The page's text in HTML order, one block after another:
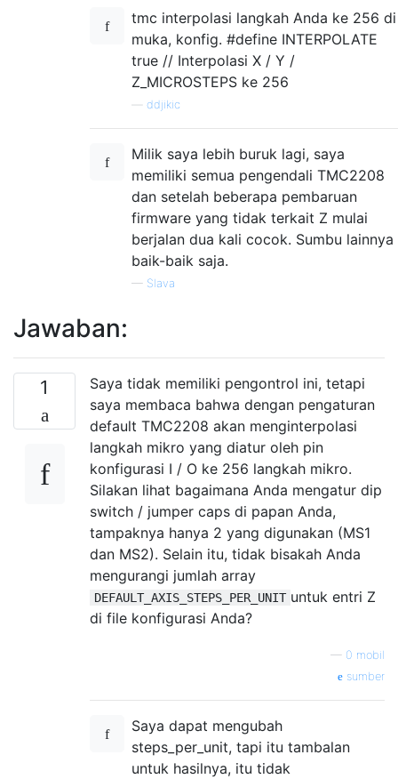
tmc interpolasi langkah Anda ke 256 di
muka, konfig. #define INTERPOLATE
true // Interpolasi X / Y /
Z_MICROSTEPS ke 256
ddjikic
Milik saya lebih buruk lagi, saya
memiliki semua pengendali TMC2208
dan setelah beberapa pembaruan
firmware yang tidak terkait Z mulai
berjalan dua kali cocok. Sumbu lainnya
baik-baik saja.
— Slava
Jawaban:
1
Saya tidak memiliki pengontrol ini, tetapi
saya membaca bahwa dengan pengaturan
default TMC2208 akan menginterpolasi
langkah mikro yang diatur oleh pin
konfigurasi I / O ke 256 langkah mikro.
Silakan lihat bagaimana Anda mengatur dip
switch / jumper caps di papan Anda,
tampaknya hanya 2 yang digunakan (MS1
dan MS2). Selain itu, tidak bisakah Anda
mengurangi jumlah array
DEFAULT_AXIS_STEPS_PER_UNIT untuk entri Z
di file konfigurasi Anda?
— 0 mobil
sumber
Saya dapat mengubah
steps_per_unit, tapi itu tambalan
untuk hasilnya, itu tidak